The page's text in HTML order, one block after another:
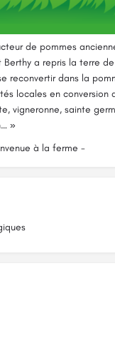
de pommes
a repris la terre
reconvertir dans la
locales en conversion
vigneronne, sainte
»
à la ferme -